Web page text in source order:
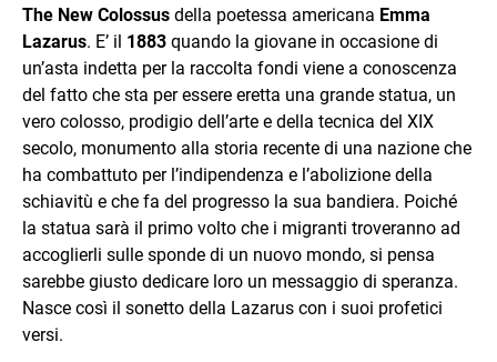
The New Colossus della poetessa americana Emma
Lazarus. E’ il 1883 quando la giovane in occasione di
un’asta indetta per la raccolta fondi viene a conoscenza
del fatto che sta per essere eretta una grande statua, un
vero colosso, prodigio dell’arte e della tecnica del XIX
secolo, monumento alla storia recente di una nazione che
ha combattuto per l’indipendenza e l’abolizione della
schiavitù e che fa del progresso la sua bandiera. Poiché
la statua sarà il primo volto che i migranti troveranno ad
accoglierli sulle sponde di un nuovo mondo, si pensa
sarebbe giusto dedicare loro un messaggio di speranza.
Nasce così il sonetto della Lazarus con i suoi profetici
versi.